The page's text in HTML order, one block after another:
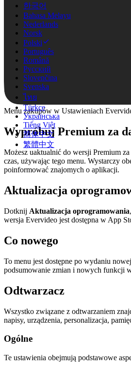
한국어
Bahasa Melayu
Nederlands
Norsk
Polski
Português
Română
Русский
Slovenčina
Svenska
ไทย
Türkçe
Українська
Tiếng Việt
简体中文
繁體中文
Menu zakupów w Ustawieniach
Wypróbuj Premium za
Możesz uaktualnić do wersji Premium
czas, używając tego menu. Wystarczy
poinformować znajomych o aplikacji.
Aktualizacja
Dotknij Aktualizacja oprogramowania
wersja Evervideo jest dostępna w App
Co nowego
To menu jest dostępne po wydaniu
podsumowanie zmian i nowych funkcji
Odtwarzacz
Wszystko związane z odtwarzaniem
napisy, urządzenia, personalizacja,
Ogólne
Te ustawienia obejmują podstawowe